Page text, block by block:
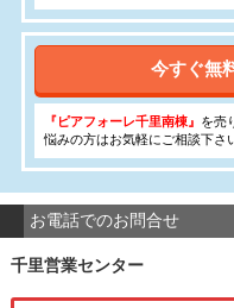
今すぐ無
『ピアフォーレ千里南棟』 を売
悩みの方はお気軽にご相談下さ
お電話でのお問合せ
千里営業センター